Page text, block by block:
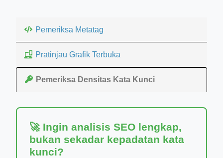
Pemeriksa Metatag
Pratinjau Grafik Terbuka
Pemeriksa Densitas Kata Kunci
🚀 Ingin analisis SEO lengkap,
bukan sekadar kepadatan kata
kunci?